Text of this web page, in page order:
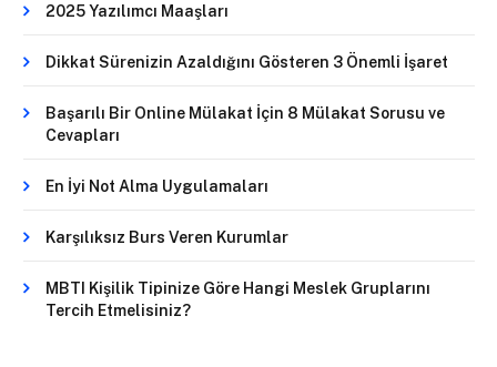
2025 Yazılımcı Maaşları
Dikkat Sürenizin Azaldığını Gösteren 3 Önemli İşaret
Başarılı Bir Online Mülakat İçin 8 Mülakat Sorusu ve
Cevapları
En İyi Not Alma Uygulamaları
Karşılıksız Burs Veren Kurumlar
MBTI Kişilik Tipinize Göre Hangi Meslek Gruplarını
Tercih Etmelisiniz?